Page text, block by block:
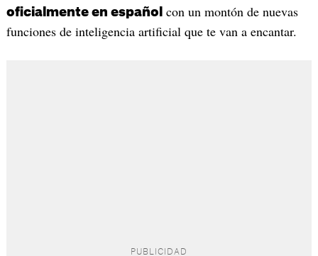
oficialmente en español con un montón de nuevas
funciones de inteligencia artificial que te van a encantar.